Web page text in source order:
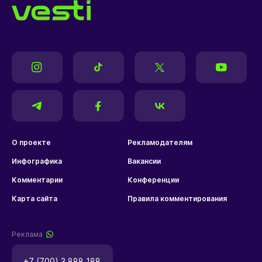
О проекте Рекламодателям
Инфографика Вакансии
Комментарии Конференции
Карта сайта Правила комментирования
Реклама